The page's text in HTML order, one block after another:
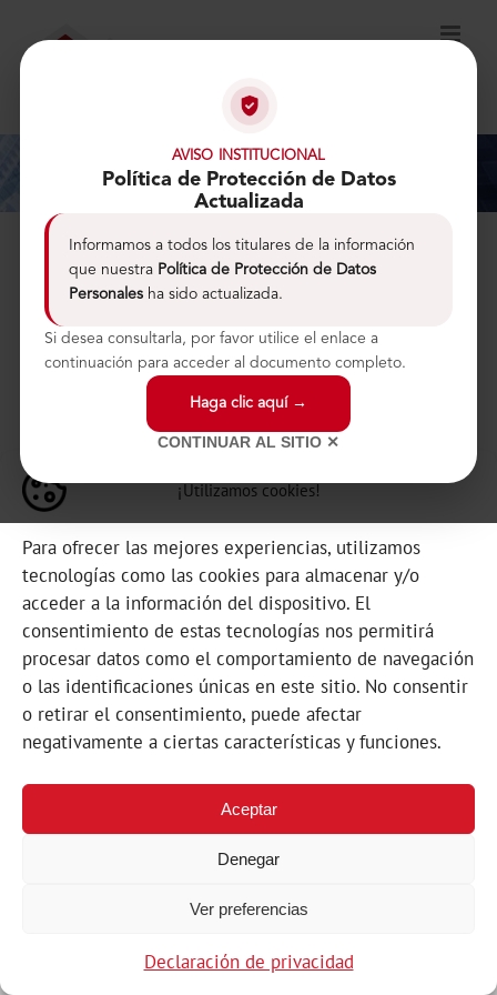
¡Utilizamos cookies!
Para ofrecer las mejores experiencias, utilizamos
tecnologías como las cookies para almacenar y/o
acceder a la información del dispositivo. El
consentimiento de estas tecnologías nos permitirá
procesar datos como el comportamiento de navegación
o las identificaciones únicas en este sitio. No consentir
o retirar el consentimiento, puede afectar
negativamente a ciertas características y funciones.
Aceptar
Denegar
Ver preferencias
Declaración de privacidad
AVISO INSTITUCIONAL
Política de Protección de Datos
Actualizada
Informamos a todos los titulares de la información
que nuestra Política de Protección de Datos
Personales ha sido actualizada.
Si desea consultarla, por favor utilice el enlace a
continuación para acceder al documento completo.
Haga clic aquí →
CONTINUAR AL SITIO ✕
Uncategorized
Hello world!
Welcome to WordPress. This is your first post. Edit
marzo 28th, 2019 | Uncategorized | 1 comentario
Política de
tratamiento de datos
personales
Aviso de privacidad
Trabaje con nosotros
Copyright @ 2024 - All Rights
Reserved.